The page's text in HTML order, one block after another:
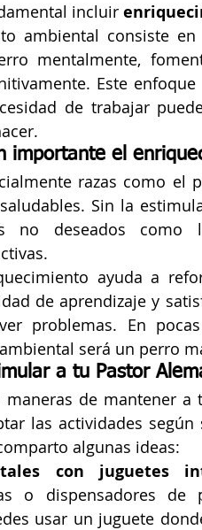
incluir
ambiental consiste
mentalmente,
Este
de trabajar
importante el
razas como el
Sin la
no deseados como
ayuda a
de aprendizaje y
problemas. En
será un perro
a tu Pastor
maneras de mantener
las actividades
algunas ideas:
con juguetes
o dispensadores
usar un juguete